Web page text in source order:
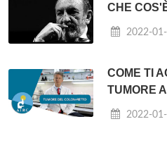
CHE
2022-
COME TI
TUMORE
2022-